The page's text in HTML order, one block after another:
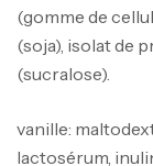
(gomme de
(soja), isolat de
(sucralose).
vanille:
lactosérum,